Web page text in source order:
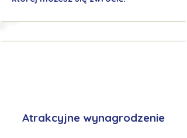
Atrakcyjne wynagrodzenie